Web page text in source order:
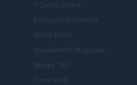
Il Calcio Online
Professione mamma
World Music
Investimenti Magazine
Money 365
Zona Nerd